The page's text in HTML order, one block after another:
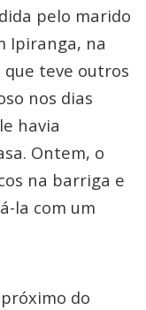
pelo marido
Ipiranga, na
teve outros
nos dias
havia
Ontem, o
na barriga e
la com um
do